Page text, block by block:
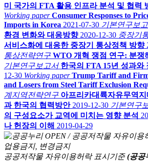
미 국가의 FTA 활용 인프라 분석 및 협력
Working paper Consumer Responses to
Imports in Korea 2021-07-30 기본연구보
환경 변화와 대응방향 2020-12-30 중장기
서비스화에 대응한 중장기 통상정책 방향
통상전략연구 WTO 개혁 쟁점 연구: 분쟁
기본연구보고서 한국의 FTA 15년 성과와
12-30 Working paper Trump Tariff and
and Losers from Steel Tariff Exclusion
계지역전략연구 아프리카대륙자유무역
과 한국의 협력방안 2019-12-30 기본연구
의 구성요소가 교역에 미치는 영향 분석
나 헌장의 이해 2019-04-29
공공저작물 자유이용허락 표시기준 (공공